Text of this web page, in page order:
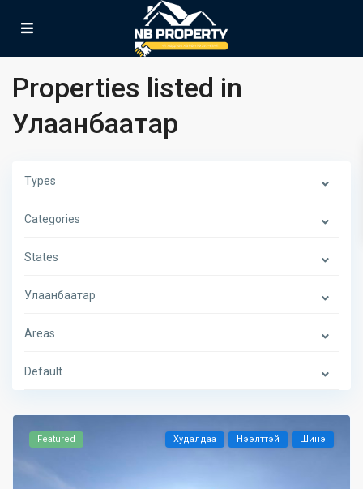
Properties listed in
Улаанбаатар
Types
Categories
States
Улаанбаатар
Areas
Default
Featured Худалдаа Нээлттэй Шинэ